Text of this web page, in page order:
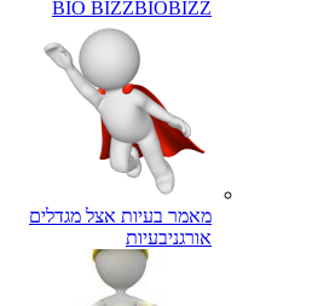
BIO BIZZBIOBIZZ
מאמר בעיות אצל מגדלים
אורגניבעיות